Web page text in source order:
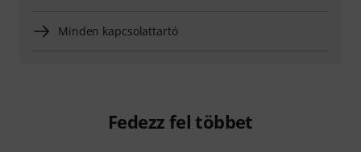
Minden kapcsolattartó
Fedezz fel többet